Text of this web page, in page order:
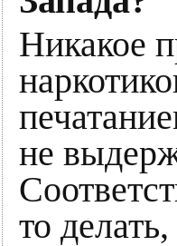
Никакое
не
то